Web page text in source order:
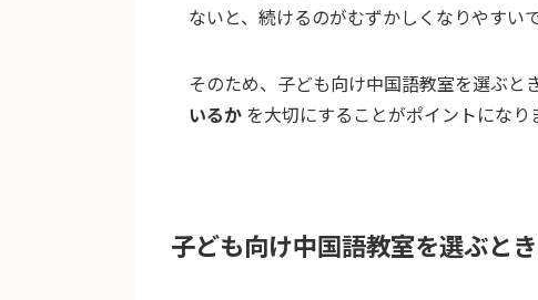
ないと、続けるのがむずかしくなりやすいで
そのため、子ども向け中国語教室を選ぶとき
いるか を大切にすることがポイントになり
子ども向け中国語教室を選ぶと